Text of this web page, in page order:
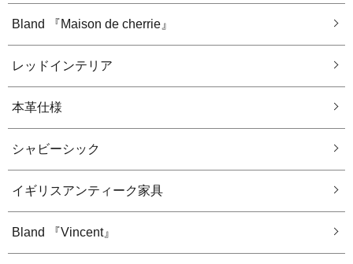
Bland 『Maison de cherrie』
レッドインテリア
本革仕様
シャビーシック
イギリスアンティーク家具
Bland 『Vincent』